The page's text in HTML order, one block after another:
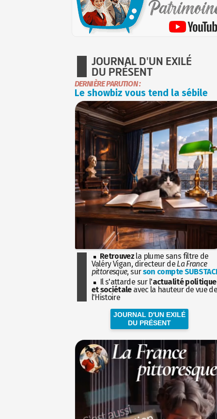
JOURNAL D'UN EXILÉ
DU PRÉSENT
DERNIÈRE PARUTION :
Le showbiz vous tend la sébile
Retrouvez la plume sans filtre de
Valéry Vigan, directeur de La France
pittoresque, surson compte
Il s'attarde sur l'actualité politique
et sociétaleavec la hauteur de vue
l'Histoire
JOURNAL D'UN EXILÉ
DU PRÉSENT